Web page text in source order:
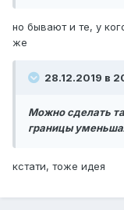
но бывают и те, у
же
28.12.2019 в
Можно сделать
границы
кстати, тоже идея